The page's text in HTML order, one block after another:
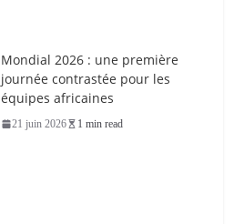
Mondial 2026 : une première
journée contrastée pour les
équipes africaines
21 juin 2026 1 min read